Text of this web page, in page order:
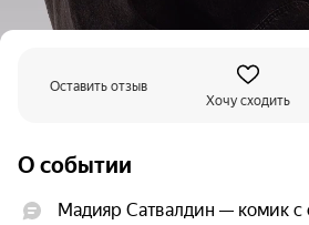
Оставить отзыв
Хочу сходить
О событии
Мадияр Сатвалдин — комик с